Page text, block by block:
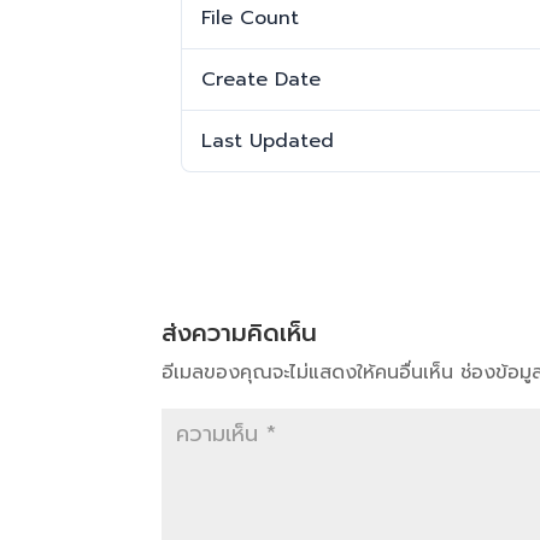
File Count
Create Date
Last Updated
ส่งความคิดเห็น
อีเมลของคุณจะไม่แสดงให้คนอื่นเห็น ช่องข้อมู